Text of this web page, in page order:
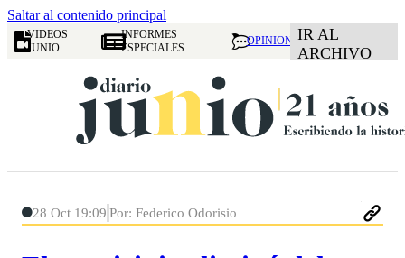
Saltar al contenido principal
VIDEOS
JUNIO
INFORMES
ESPECIALES
OPINION IR AL
ARCHIVO
28 Oct 19:09 Por: Federico Odorisio